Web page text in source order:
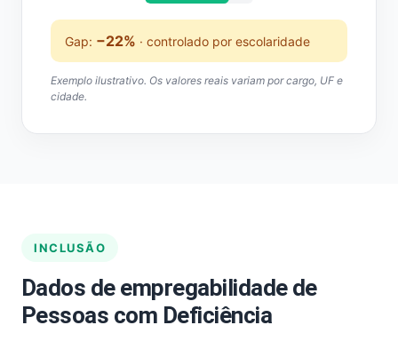
Gap: −22% · controlado por escolaridade
Exemplo ilustrativo. Os valores reais variam por cargo, UF e
cidade.
INCLUSÃO
Dados de empregabilidade de
Pessoas com Deficiência